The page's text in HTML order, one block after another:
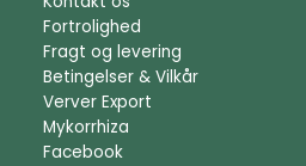
Fortrolighed
Fragt og levering
Betingelser & Vilkår
Verver Export
Mykorrhiza
Facebook